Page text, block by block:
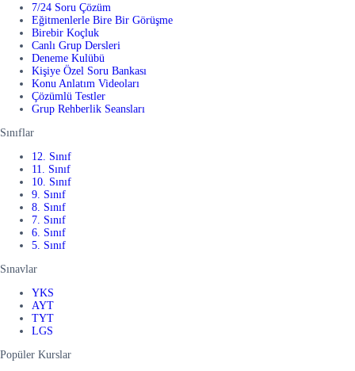
7/24 Soru Çözüm
Eğitmenlerle Bire Bir Görüşme
Birebir Koçluk
Canlı Grup Dersleri
Deneme Kulübü
Kişiye Özel Soru Bankası
Konu Anlatım Videoları
Çözümlü Testler
Grup Rehberlik Seansları
Sınıflar
12. Sınıf
11. Sınıf
10. Sınıf
9. Sınıf
8. Sınıf
7. Sınıf
6. Sınıf
5. Sınıf
Sınavlar
YKS
AYT
TYT
LGS
Popüler Kurslar